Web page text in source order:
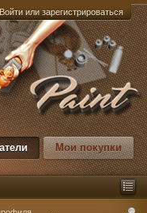
Войти или зарегистрироваться
Мои покупки